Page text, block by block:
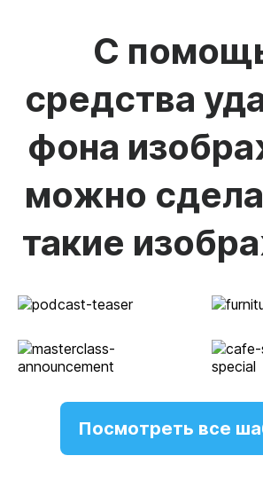
С
средства
фона
можно
такие
Посмотреть все